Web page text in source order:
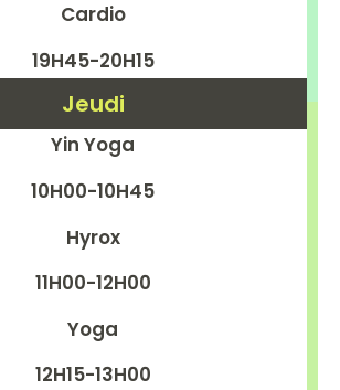
Cardio
19H45-20H15
Jeudi
Yin Yoga
10H00-10H45
Hyrox
11H00-12H00
Yoga
12H15-13H00